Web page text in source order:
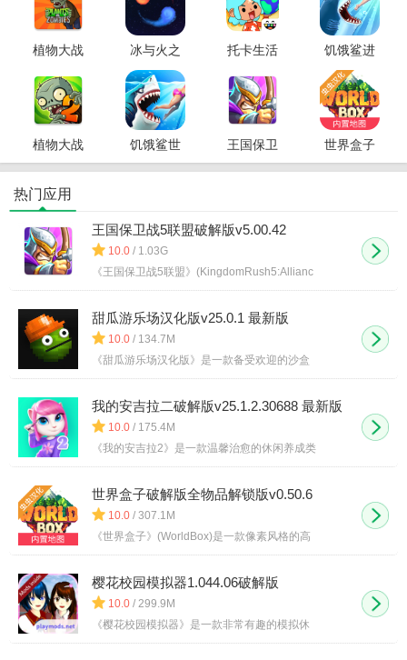
光版
植物大战
版
冰与火之
舞手机版
托卡生活
版
饥饿鲨进
化中文破
解版
植物大战
僵尸2破解
饥饿鲨世
界破解版
王国保卫
战5联盟破
世界盒子
破解版全
热门应用
王国保卫战5联盟破解版v5.00.42
10.0 / 1.03G
《王国保卫战5联盟》(KingdomRush5:Allianc
甜瓜游乐场汉化版v25.0.1 最新版
10.0 / 134.7M
《甜瓜游乐场汉化版》是一款备受欢迎的沙盒
我的安吉拉二破解版v25.1.2.30688 最新版
10.0 / 175.4M
《我的安吉拉2》是一款温馨治愈的休闲养成类
世界盒子破解版全物品解锁版v0.50.6
10.0 / 307.1M
《世界盒子》(WorldBox)是一款像素风格的高
樱花校园模拟器1.044.06破解版
10.0 / 299.9M
《樱花校园模拟器》是一款非常有趣的模拟休